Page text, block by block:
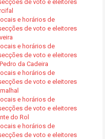
de voto e eleitores
e horários de
de voto e eleitores
e horários de
de voto e eleitores
da Cadeira
e horários de
de voto e eleitores
e horários de
de voto e eleitores
do Rol
e horários de
de voto e eleitores